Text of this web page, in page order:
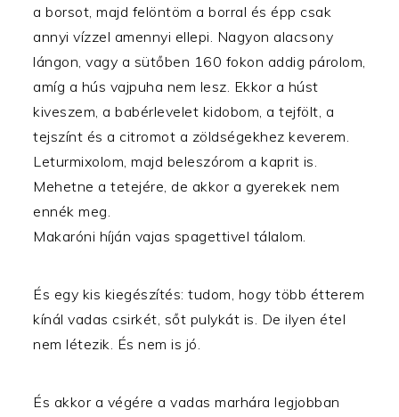
a borsot, majd felöntöm a borral és épp csak
annyi vízzel amennyi ellepi. Nagyon alacsony
lángon, vagy a sütőben 160 fokon addig párolom,
amíg a hús vajpuha nem lesz. Ekkor a húst
kiveszem, a babérlevelet kidobom, a tejfölt, a
tejszínt és a citromot a zöldségekhez keverem.
Leturmixolom, majd beleszórom a kaprit is.
Mehetne a tetejére, de akkor a gyerekek nem
ennék meg.
Makaróni híján vajas spagettivel tálalom.
És egy kis kiegészítés: tudom, hogy több étterem
kínál vadas csirkét, sőt pulykát is. De ilyen étel
nem létezik. És nem is jó.
És akkor a végére a vadas marhára legjobban